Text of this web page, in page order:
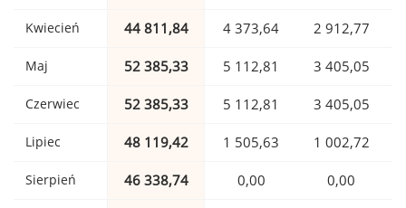
Kwiecień 44 811,84 4 373,64 2 912,77
Maj 52 385,33 5 112,81 3 405,05
Czerwiec 52 385,33 5 112,81 3 405,05
Lipiec 48 119,42 1 505,63 1 002,72
Sierpień 46 338,74 0,00 0,00